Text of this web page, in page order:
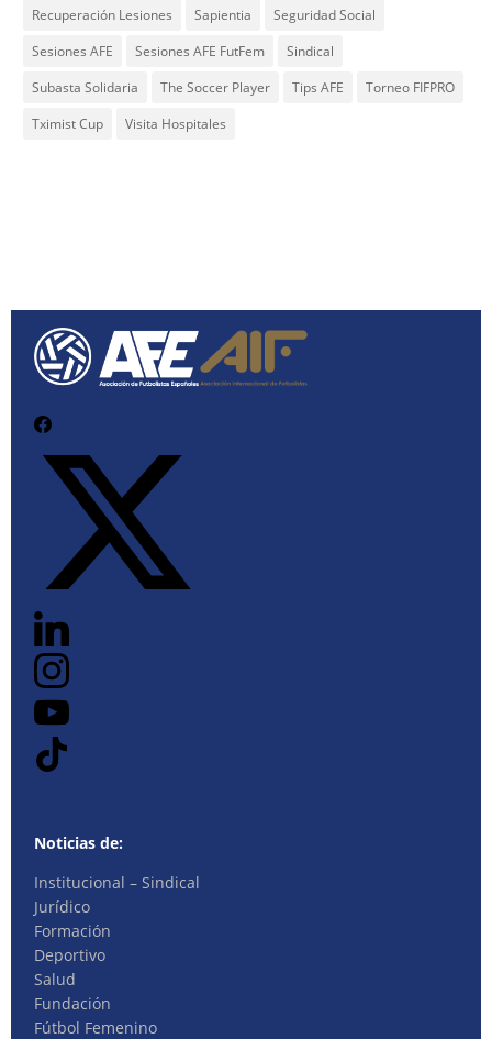
Recuperación Lesiones
Sapientia
Seguridad Social
Sesiones AFE
Sesiones AFE FutFem
Sindical
Subasta Solidaria
The Soccer Player Tips AFE
Torneo FIFPRO
Tximist Cup
Visita Hospitales
Noticias de:
Institucional – Sindical
Jurídico
Formación
Deportivo
Salud
Fundación
Fútbol Femenino